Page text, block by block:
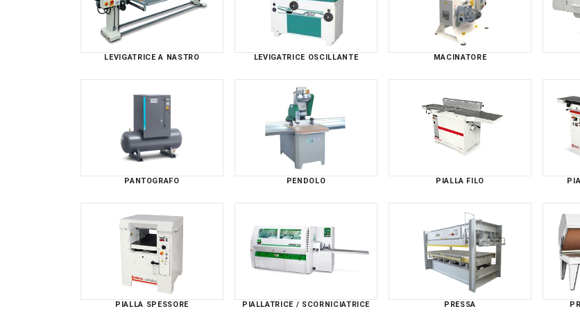
LEVIGATRICE A NASTRO LEVIGATRICE OSCILLANTE MACINATORE
PANTOGRAFO PENDOLO PIALLA FILO
PIALLA SPESSORE PIALLATRICE / SCORNICIATRICE PRESSA